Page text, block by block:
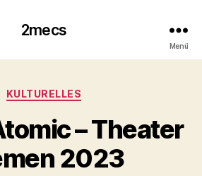
2mecs
Menü
Kategorien
KULTURELLES
– Theater
2023